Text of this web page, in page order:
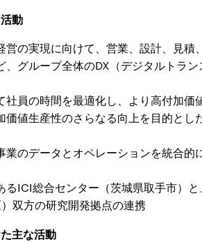
動
の実現に向けて、営業、設計、見積
グループ全体のDX（デジタルトラン
員の時間を最適化し、より高付加価
値生産性のさらなる向上を目的とし
のデータとオペレーションを統合的
ICI総合センター（茨城県取手市）と
双方の研究開発拠点の連携
主な活動